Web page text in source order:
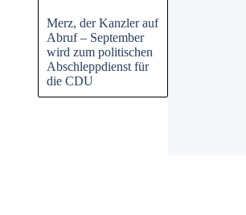
Merz, der Kanzler auf
Abruf – September
wird zum politischen
Abschleppdienst für
die CDU